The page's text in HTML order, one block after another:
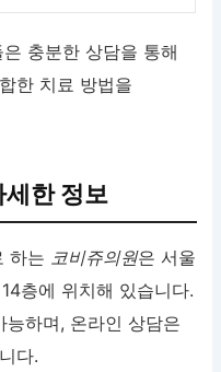
충분한 상담을 통해
한 치료 방법을
한 정보
하는 코비쥬의원은 서울
층에 위치해 있습니다.
하며, 온라인 상담은
다.